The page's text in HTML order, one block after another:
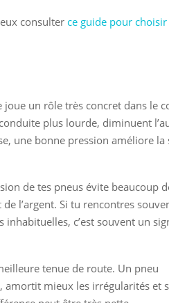
consulter ce guide pour
un rôle très concret dans le
plus lourde, diminuent
une bonne pression améliore
de tes pneus évite beaucoup
l’argent. Si tu rencontres
c’est souvent un
tenue de route. Un pneu
amortit mieux les irrégularités et